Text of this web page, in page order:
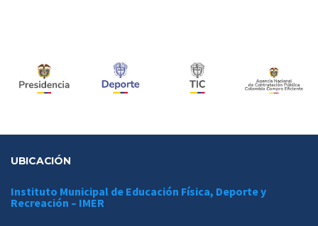
UBICACIÓN
Instituto Municipal de Educación Física, Deporte y
Recreación – IMER